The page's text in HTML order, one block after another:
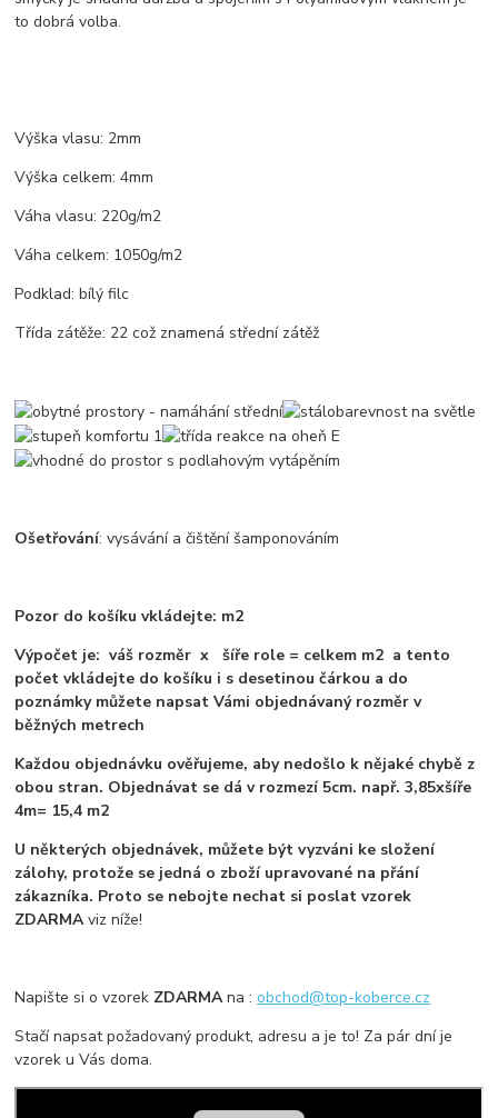
to dobrá volba.
Výška vlasu: 2mm
Výška celkem: 4mm
Váha vlasu: 220g/m2
Váha celkem: 1050g/m2
Podklad: bílý filc
Třída zátěže: 22 což znamená střední zátěž
Ošetřování: vysávání a čištění šamponováním
Pozor do košíku vkládejte: m2
Výpočet je: váš rozměr x šíře role = celkem m2 a tento
počet vkládejte do košíku i s desetinou čárkou a do
poznámky můžete napsat Vámi objednávaný rozměr v
běžných metrech
Každou objednávku ověřujeme, aby nedošlo k nějaké chybě z
obou stran. Objednávat se dá v rozmezí 5cm. např. 3,85xšíře
4m= 15,4 m2
U některých objednávek, můžete být vyzváni ke složení
zálohy, protože se jedná o zboží upravované na přání
zákazníka. Proto se nebojte nechat si poslat vzorek
ZDARMAviz níže!
Napište si o vzorek ZDARMAna :obchod@top-koberce.cz
Stačí napsat požadovaný produkt, adresu a je to! Za pár dní je
vzorek u Vás doma.